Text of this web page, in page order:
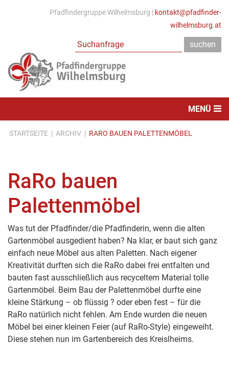
Pfadfindergruppe Wilhelmsburg | kontakt@pfadfinder-
wilhelmsburg.at
MENÜ
STARTSEITE | ARCHIV | RARO BAUEN PALETTENMÖBEL
RaRo bauen
Palettenmöbel
Was tut der Pfadfinder/die Pfadfinderin, wenn die alten
Gartenmöbel ausgedient haben? Na klar, er baut sich ganz
einfach neue Möbel aus alten Paletten. Nach eigener
Kreativität durften sich die RaRo dabei frei entfalten und
bauten fast ausschließlich aus recyceltem Material tolle
Gartenmöbel. Beim Bau der Palettenmöbel durfte eine
kleine Stärkung – ob flüssig ? oder eben fest – für die
RaRo natürlich nicht fehlen. Am Ende wurden die neuen
Möbel bei einer kleinen Feier (auf RaRo-Style) eingeweiht.
Diese stehen nun im Gartenbereich des Kreislheims.